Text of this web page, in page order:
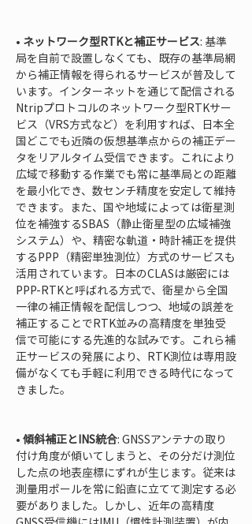
• ネットワーク型RTKと補正サービス: 基準
局を自前で設置しなくても、既存の基準局網
から補正情報を得られるサービスが普及して
います。インターネットを通じて配信される
Ntripプロトコルのネットワーク型RTKサー
ビス（VRS方式など）を利用すれば、日本全
国どこでも近隣の仮想基準点からの補正デー
タをリアルタイム受信できます。これにより
広域で移動する作業でも常に基準局との距離
を最小化でき、数センチ精度を安定して維持
できます。また、国や地域によっては衛星測
位を補強するSBAS（静止衛星型の広域補強
システム）や、精密な軌道・時計補正を提供
するPPP（精密単独測位）方式のサービスも
活用されています。日本のCLASは厳密には
PPP-RTKと呼ばれる方式で、衛星から全国
一律の補正情報を配信しつつ、地域の誤差を
補正することでRTK並みの高精度を単独受
信で可能にする先進的な試みです。これら補
正サービスの発展により、RTK測位は専用設
備がなくても手軽に利用できる時代になって
きました。
• 傾斜補正とINS統合: GNSSアンテナの取り
付け角度が傾いてしまうと、その分だけ測位
した点の地表座標にずれが生じます。従来は
測量用ポールを常に鉛直に立てて測定する必
要がありました。しかし、近年の高精度